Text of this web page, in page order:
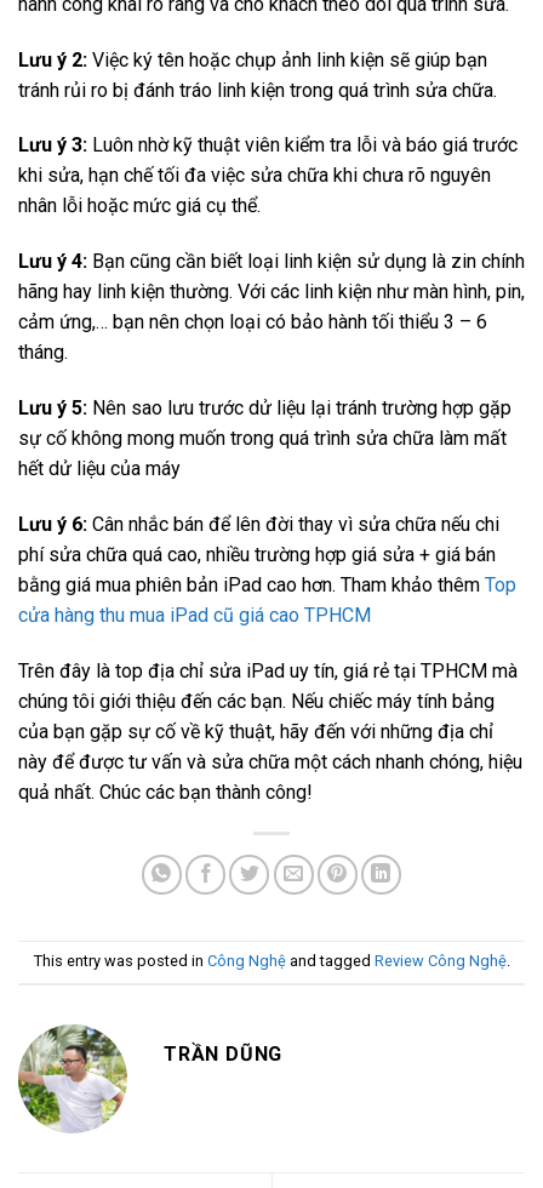
Lưu ý 2: Việc ký tên hoặc chụp ảnh linh kiện sẽ giúp bạn
tránh rủi ro bị đánh tráo linh kiện trong quá trình sửa chữa.
Lưu ý 3: Luôn nhờ kỹ thuật viên kiểm tra lỗi và báo giá trước
khi sửa, hạn chế tối đa việc sửa chữa khi chưa rõ nguyên
nhân lỗi hoặc mức giá cụ thể.
Lưu ý 4: Bạn cũng cần biết loại linh kiện sử dụng là zin chính
hãng hay linh kiện thường. Với các linh kiện như màn hình, pin,
cảm ứng,… bạn nên chọn loại có bảo hành tối thiểu 3 – 6
tháng.
Lưu ý 5: Nên sao lưu trước dử liệu lại tránh trường hợp gặp
sự cố không mong muốn trong quá trình sửa chữa làm mất
hết dử liệu của máy
Lưu ý 6: Cân nhắc bán để lên đời thay vì sửa chữa nếu chi
phí sửa chữa quá cao, nhiều trường hợp giá sửa + giá bán
bằng giá mua phiên bản iPad cao hơn. Tham khảo thêm Top
cửa hàng thu mua iPad cũ giá cao TPHCM
Trên đây là top địa chỉ sửa iPad uy tín, giá rẻ tại TPHCM mà
chúng tôi giới thiệu đến các bạn. Nếu chiếc máy tính bảng
của bạn gặp sự cố về kỹ thuật, hãy đến với những địa chỉ
này để được tư vấn và sửa chữa một cách nhanh chóng, hiệu
quả nhất. Chúc các bạn thành công!
This entry was posted in Công Nghệand tagged Review Công Nghệ.
TRẦN DŨNG